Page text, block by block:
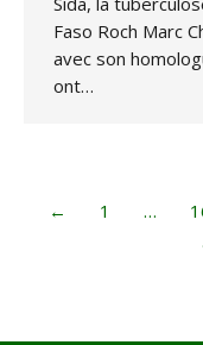
Faso Roch Marc
avec son
ont…
← 1 …